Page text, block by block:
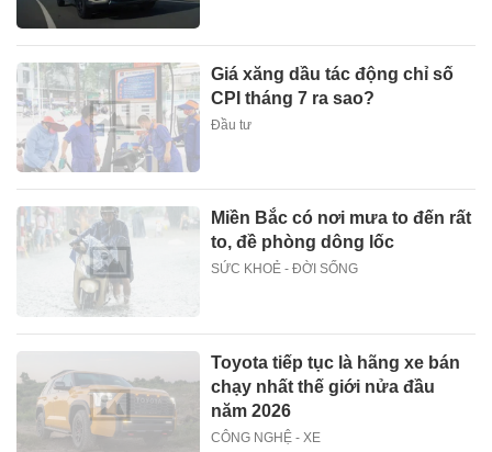
Giá xăng dầu tác động chỉ số
CPI tháng 7 ra sao?
Đầu tư
Miền Bắc có nơi mưa to đến rất
to, đề phòng dông lốc
SỨC KHOẺ - ĐỜI SỐNG
Toyota tiếp tục là hãng xe bán
chạy nhất thế giới nửa đầu
năm 2026
CÔNG NGHỆ - XE